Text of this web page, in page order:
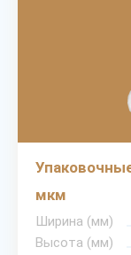
мкм
Ширина (мм)
Высота (мм)